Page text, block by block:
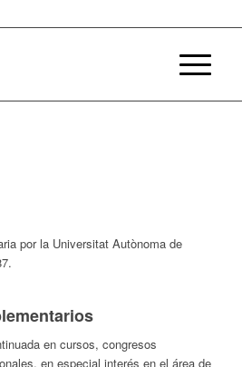
por la Universitat Autònoma de
en cursos, congresos
en especial interés en el área de